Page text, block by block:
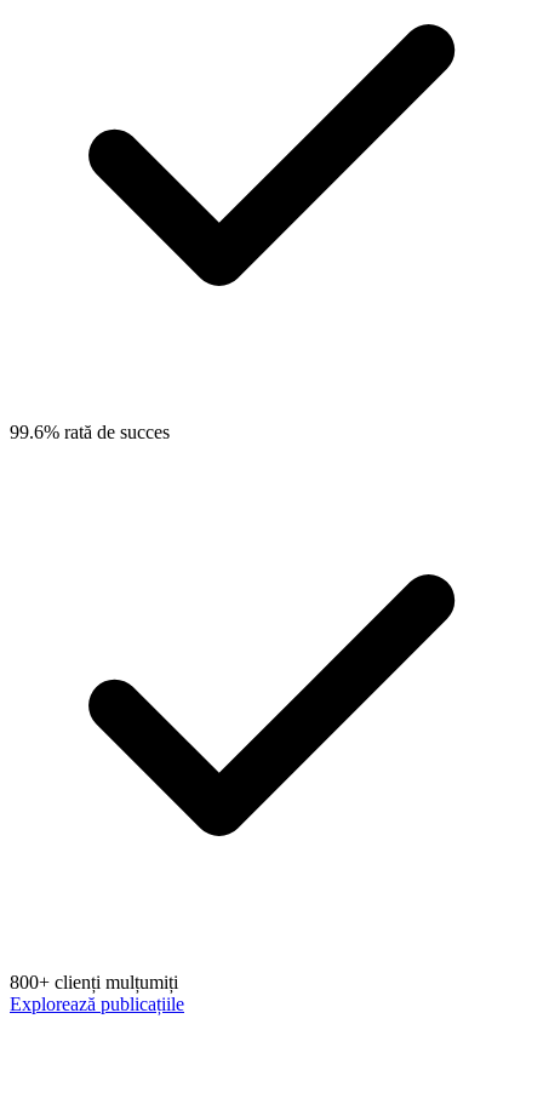
99.6% rată de succes
800+ clienți mulțumiți
Explorează publicațiile